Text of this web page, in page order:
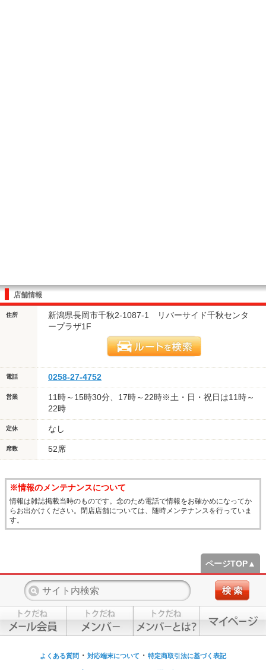
店舗情報
住所
新潟県長岡市千秋2-1087-1 リバーサイド千秋センタ
ープラザ1F
電話 0258-27-4752
営業
11時～15時30分、17時～22時※土・日・祝日は11時～
22時
定休 なし
席数 52席
※情報のメンテナンスについて
情報は雑誌掲載当時のものです。念のため電話で情報をお確かめになってか
らお出かけください。閉店店舗については、随時メンテナンスを行っていま
す。
ページTOP▲
よくある質問 ・ 対応端末について ・ 特定商取引法に基づく表記